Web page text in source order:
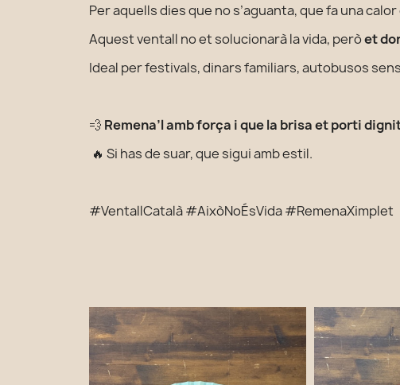
Per aquells dies que no s’aguanta, que fa una
Aquest ventall no et solucionarà la vida, peròet
Ideal per festivals, dinars familiars, autobusos
💨 Remena’l amb força i que la brisa et porti
🔥 Si has de suar, que sigui amb estil.
#VentallCatalà #AixòNoÉsVida #RemenaXimplet